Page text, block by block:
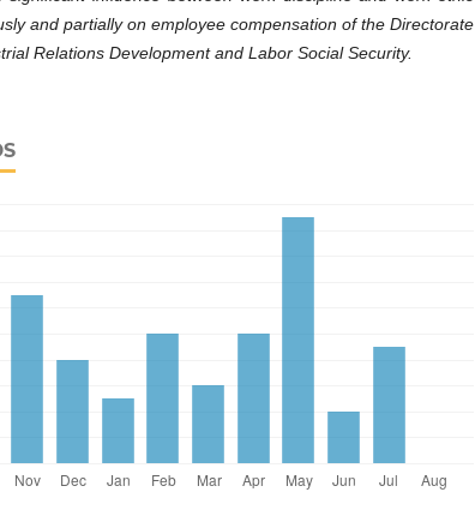
and partially on employee compensation of the Directorate
Relations Development and Labor Social Security.